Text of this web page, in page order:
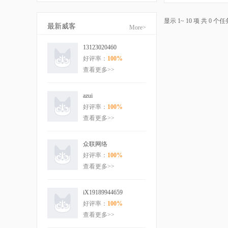
最新威客 More>
13123020460
好评率： 100%
查看更多>>
azui
好评率： 100%
查看更多>>
众联网络
好评率： 100%
查看更多>>
iX19189944659
好评率： 100%
查看更多>>
显示 1~ 10 项 共 0 个任